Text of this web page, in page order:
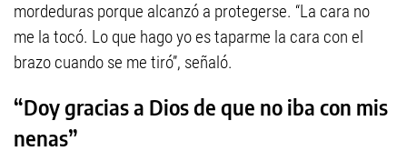
mordeduras porque alcanzó a protegerse. “La cara no
me la tocó. Lo que hago yo es taparme la cara con el
brazo cuando se me tiró”, señaló.
“Doy gracias a Dios de que no iba con mis
nenas”